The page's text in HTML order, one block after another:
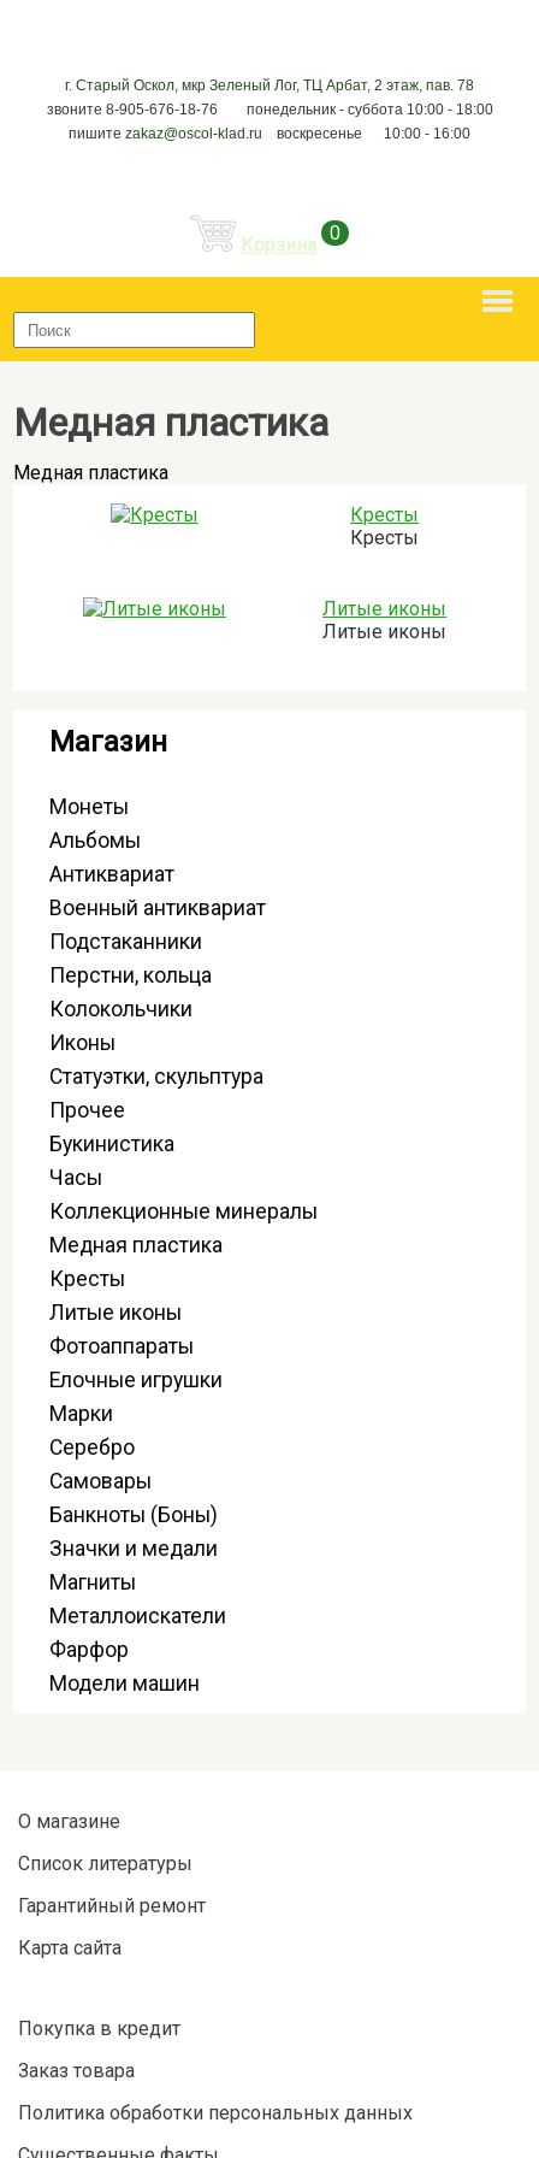
г. Старый Оскол, мкр Зеленый Лог, ТЦ Арбат, 2 этаж, пав. 78
звоните 8-905-676-18-76 понедельник - суббота 10:00 - 18:00
пишите zakaz@oscol-klad.ru воскресенье 10:00 - 16:00
Корзина
0
Медная пластика
Медная пластика
Кресты
Кресты
Литые иконы
Литые иконы
Магазин
Монеты
Альбомы
Антиквариат
Военный антиквариат
Подстаканники
Перстни, кольца
Колокольчики
Иконы
Статуэтки, скульптура
Прочее
Букинистика
Часы
Коллекционные минералы
Медная пластика
Кресты
Литые иконы
Фотоаппараты
Елочные игрушки
Марки
Серебро
Самовары
Банкноты (Боны)
Значки и медали
Магниты
Металлоискатели
Фарфор
Модели машин
О магазине
Список литературы
Гарантийный ремонт
Карта сайта
Покупка в кредит
Заказ товара
Политика обработки персональных данных